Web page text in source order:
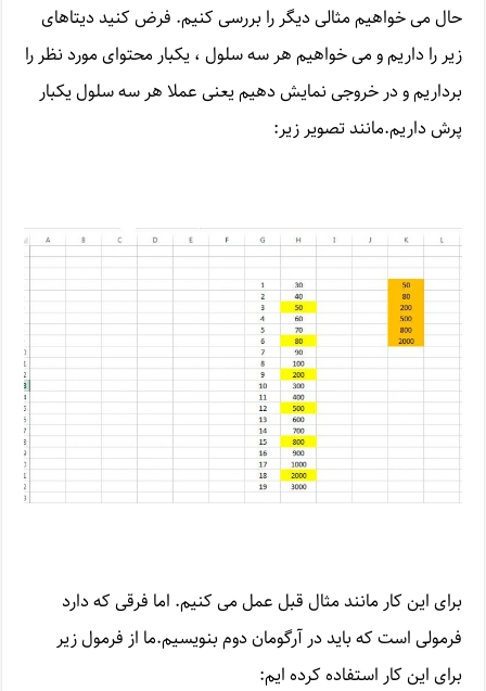
حال می خواهیم مثالی دیگر را بررسی کنیم. فرض کنید دیتاهای
زیر را داریم و می خواهیم هر سه سلول ، یکبار محتوای مورد نظر را
برداریم و در خروجی نمایش دهیم یعنی عملا هر سه سلول یکبار
پرش داریم.مانند تصویر زیر:
برای این کار مانند مثال قبل عمل می کنیم. اما فرقی که دارد
فرمولی است که باید در آرگومان دوم بنویسیم.ما از فرمول زیر
برای این کار استفاده کرده ایم: